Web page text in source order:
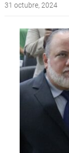
31 octubre, 2024